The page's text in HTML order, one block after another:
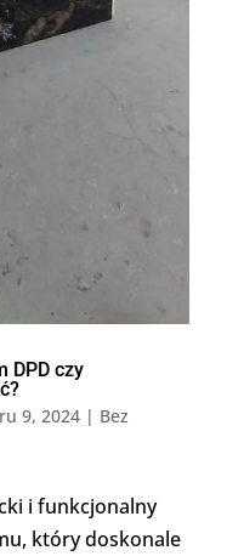
DPD czy
9, 2024| Bez
i funkcjonalny
który doskonale